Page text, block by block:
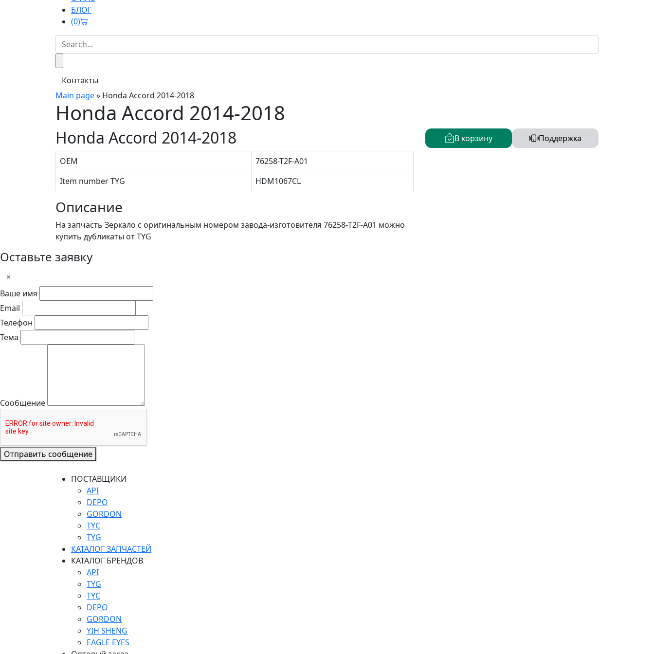
БЛОГ
(0)
Контакты
Main page» Honda Accord 2014-2018
Honda Accord 2014-2018
В корзину Поддержка
Honda Accord 2014-2018
OEM
76258-T2F-A01
Item number TYG
HDM1067CL
Описание
На запчасть Зеркало с оригинальным номером завода-изготовителя 76258-T2F-A01 можно
купить дубликаты от TYG
Оставьте заявку
×
Ваше имя
Email
Телефон
Тема
Сообщение
Отправить сообщение
ПОСТАВЩИКИ
API
DEPO
GORDON
TYC
TYG
КАТАЛОГ ЗАПЧАСТЕЙ
КАТАЛОГ БРЕНДОВ
API
TYG
TYC
DEPO
GORDON
YIH SHENG
EAGLE EYES